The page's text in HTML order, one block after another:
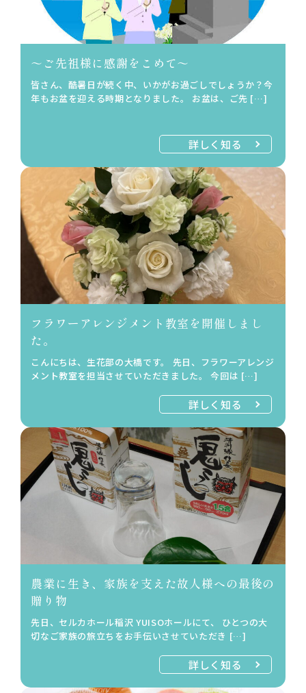
～ご先祖様に感謝をこめて～
皆さん、酷暑日が続く中、いかがお過ごしでしょうか？今
年もお盆を迎える時期となりました。 お盆は、ご先 […]
詳しく知る
フラワーアレンジメント教室を開催しまし
た。
こんにちは、生花部の大橋です。 先日、フラワーアレンジ
メント教室を担当させていただきました。 今回は […]
詳しく知る
農業に生き、家族を支えた故人様への最後の
贈り物
先日、セルカホール稲沢 YUISOホールにて、 ひとつの大
切なご家族の旅立ちをお手伝いさせていただき […]
詳しく知る